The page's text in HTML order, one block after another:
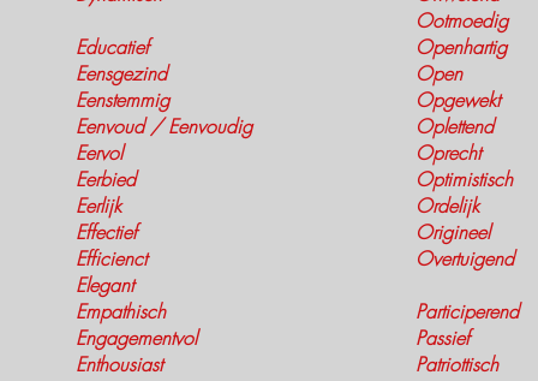
Educatief
Eensgezind
Eenstemmig
Eenvoud / Eenvoudig
Eervol
Eerbied
Eerlijk
Effectief
Efficienct
Elegant
Empathisch
Engagementvol
Enthousiast
Ootmoedig
Openhartig
Open
Opgewekt
Oplettend
Oprecht
Optimistisch
Ordelijk
Origineel
Overtuigend
Participerend
Passief
Patriottisch